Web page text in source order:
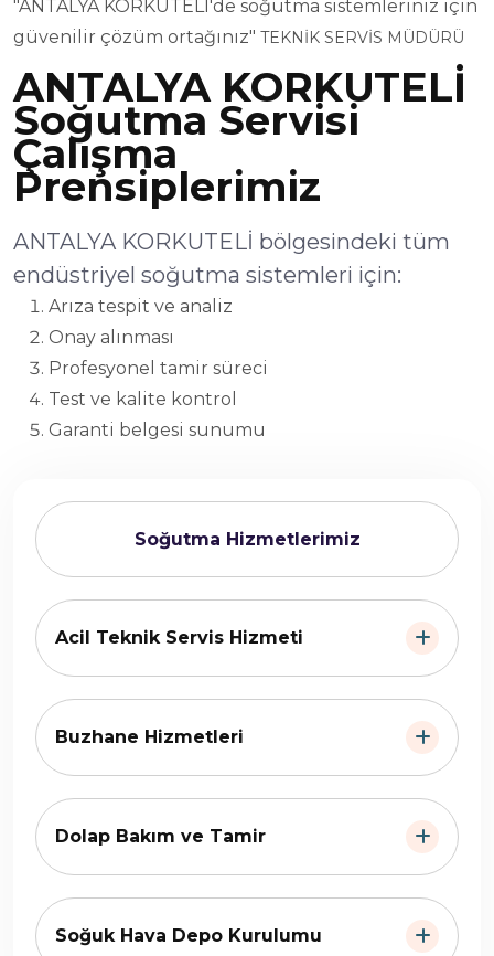
Soğutma Hizmetlerimiz
Acil Teknik Servis Hizmeti
Buzhane Hizmetleri
Dolap Bakım ve Tamir
Soğuk Hava Depo Kurulumu
"ANTALYA KORKUTELİ'de soğutma sistemleriniz için
güvenilir çözüm ortağınız" TEKNİK SERVİS MÜDÜRÜ
ANTALYA KORKUTELİ
Soğutma Servisi
Çalışma
Prensiplerimiz
ANTALYA KORKUTELİ bölgesindeki tüm
endüstriyel soğutma sistemleri için:
Arıza tespit ve analiz
Onay alınması
Profesyonel tamir süreci
Test ve kalite kontrol
Garanti belgesi sunumu